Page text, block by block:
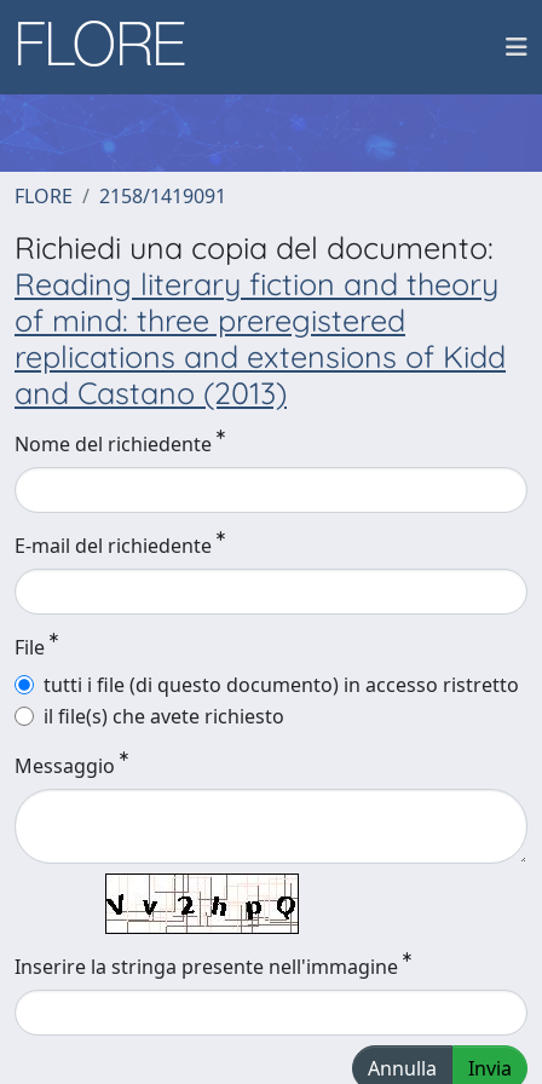
FLORE 2158/1419091
Richiedi una copia del documento:
Reading literary fiction and theory
of mind: three preregistered
replications and extensions of Kidd
and Castano (2013)
Nome del richiedente
E-mail del richiedente
File
tutti i file (di questo documento) in accesso ristretto
il file(s) che avete richiesto
Messaggio
Inserire la stringa presente nell'immagine
Annulla Invia